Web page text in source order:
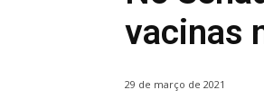
vacinas
29 de março de 2021